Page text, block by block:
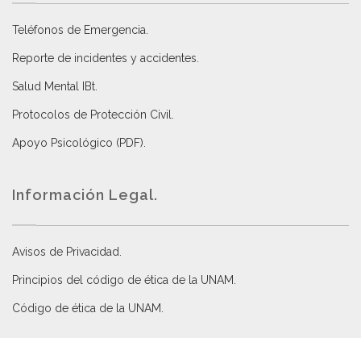
Teléfonos de Emergencia.
Reporte de incidentes y accidentes
Salud Mental IBt
Protocolos de Protección Civil
Apoyo Psicológico (PDF)
Información Legal.
Avisos de Privacidad
Principios del código de ética de la UNAM
Código de ética de la UNAM